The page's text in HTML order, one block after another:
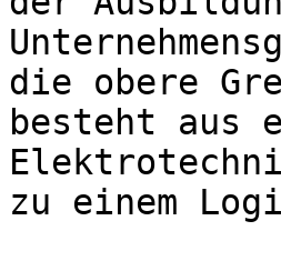
die obere
besteht aus
zu einem